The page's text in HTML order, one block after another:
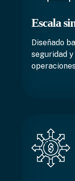
Escala
Diseñado
seguridad